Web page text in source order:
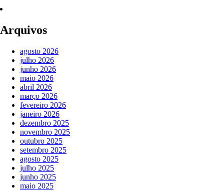
Arquivos
agosto 2026
julho 2026
junho 2026
maio 2026
abril 2026
março 2026
fevereiro 2026
janeiro 2026
dezembro 2025
novembro 2025
outubro 2025
setembro 2025
agosto 2025
julho 2025
junho 2025
maio 2025